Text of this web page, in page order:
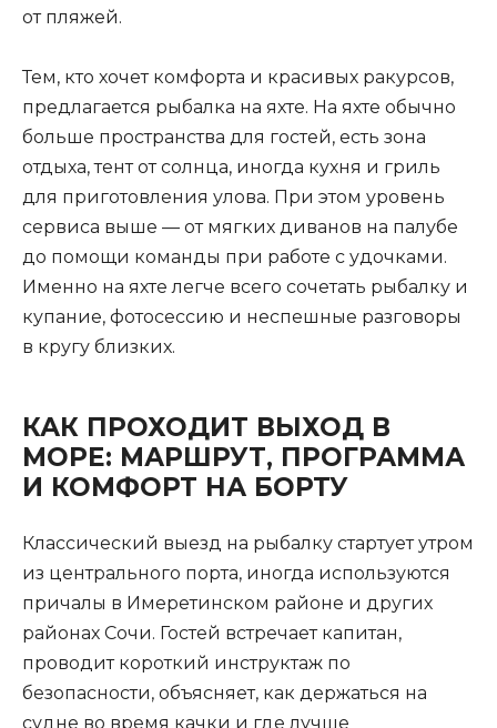
от пляжей.
Тем, кто хочет комфорта и красивых ракурсов,
предлагается рыбалка на яхте. На яхте обычно
больше пространства для гостей, есть зона
отдыха, тент от солнца, иногда кухня и гриль
для приготовления улова. При этом уровень
сервиса выше — от мягких диванов на палубе
до помощи команды при работе с удочками.
Именно на яхте легче всего сочетать рыбалку и
купание, фотосессию и неспешные разговоры
в кругу близких.
КАК ПРОХОДИТ ВЫХОД В
МОРЕ: МАРШРУТ, ПРОГРАММА
И КОМФОРТ НА БОРТУ
Классический выезд на рыбалку стартует утром
из центрального порта, иногда используются
причалы в Имеретинском районе и других
районах Сочи. Гостей встречает капитан,
проводит короткий инструктаж по
безопасности, объясняет, как держаться на
судне во время качки и где лучше